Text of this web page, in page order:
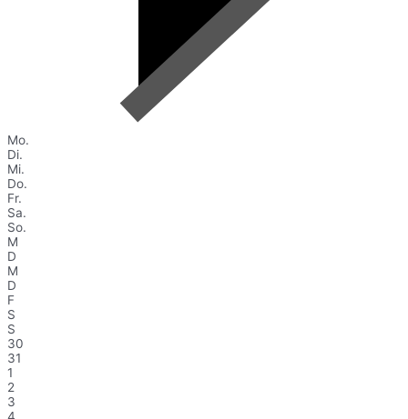
Mo.
Di.
Mi.
Do.
Fr.
Sa.
So.
M
D
M
D
F
S
S
30
31
1
2
3
4